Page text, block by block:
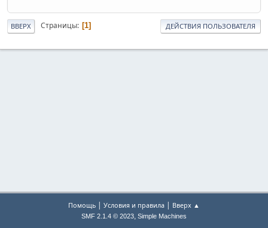
ВВЕРХ Страницы 1 ДЕЙСТВИЯ ПОЛЬЗОВАТЕЛЯ
Помощь | Условия и правила | Вверх ▲
SMF 2.1.4 © 2023, Simple Machines